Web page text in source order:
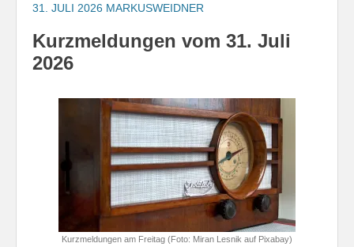
31. JULI 2026 MARKUSWEIDNER
Kurzmeldungen vom 31. Juli
2026
Kurzmeldungen am Freitag (Foto: Miran Lesnik auf Pixabay)